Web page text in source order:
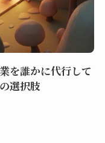
を誰かに代行して
選択肢